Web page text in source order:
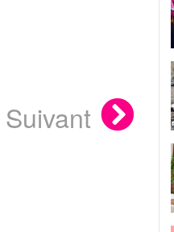
Suivant